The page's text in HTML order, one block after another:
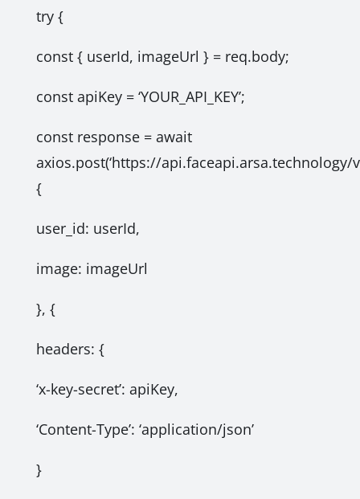
try {
const { userId, imageUrl } = req.body;
const apiKey = ‘YOUR_API_KEY’;
const response = await
axios.post(‘https://api.faceapi.arsa.technology/
{
user_id: userId,
image: imageUrl
}, {
headers: {
‘x-key-secret’: apiKey,
‘Content-Type’: ‘application/json’
}